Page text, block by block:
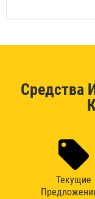
Средства
Текущие